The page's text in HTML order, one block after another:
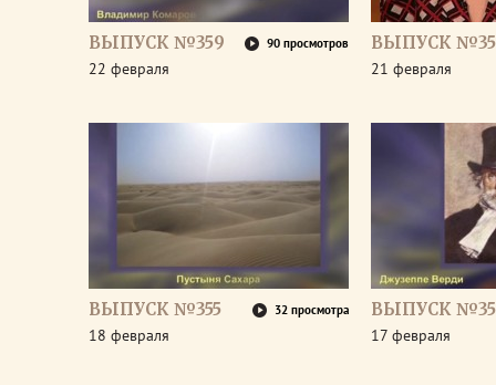
ВЫПУСК №359 90 просмотров
22 февраля
ВЫПУСК
21 февраля
ВЫПУСК №355 32 просмотра
18 февраля
ВЫПУСК
17 февраля